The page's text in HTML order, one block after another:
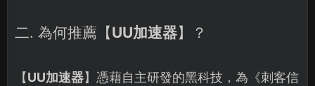
二. 為何推薦【UU加速器】？
【UU加速器】憑藉自主研發的黑科技，為《刺客信